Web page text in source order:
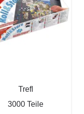
Trefl
3000 Teile